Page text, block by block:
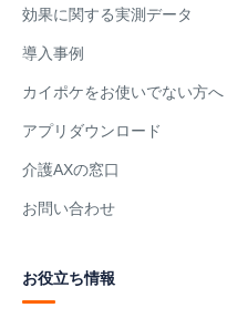
効果に関する実測データ
導入事例
カイポケをお使いでない方へ
アプリダウンロード
介護AXの窓口
お問い合わせ
お役立ち情報